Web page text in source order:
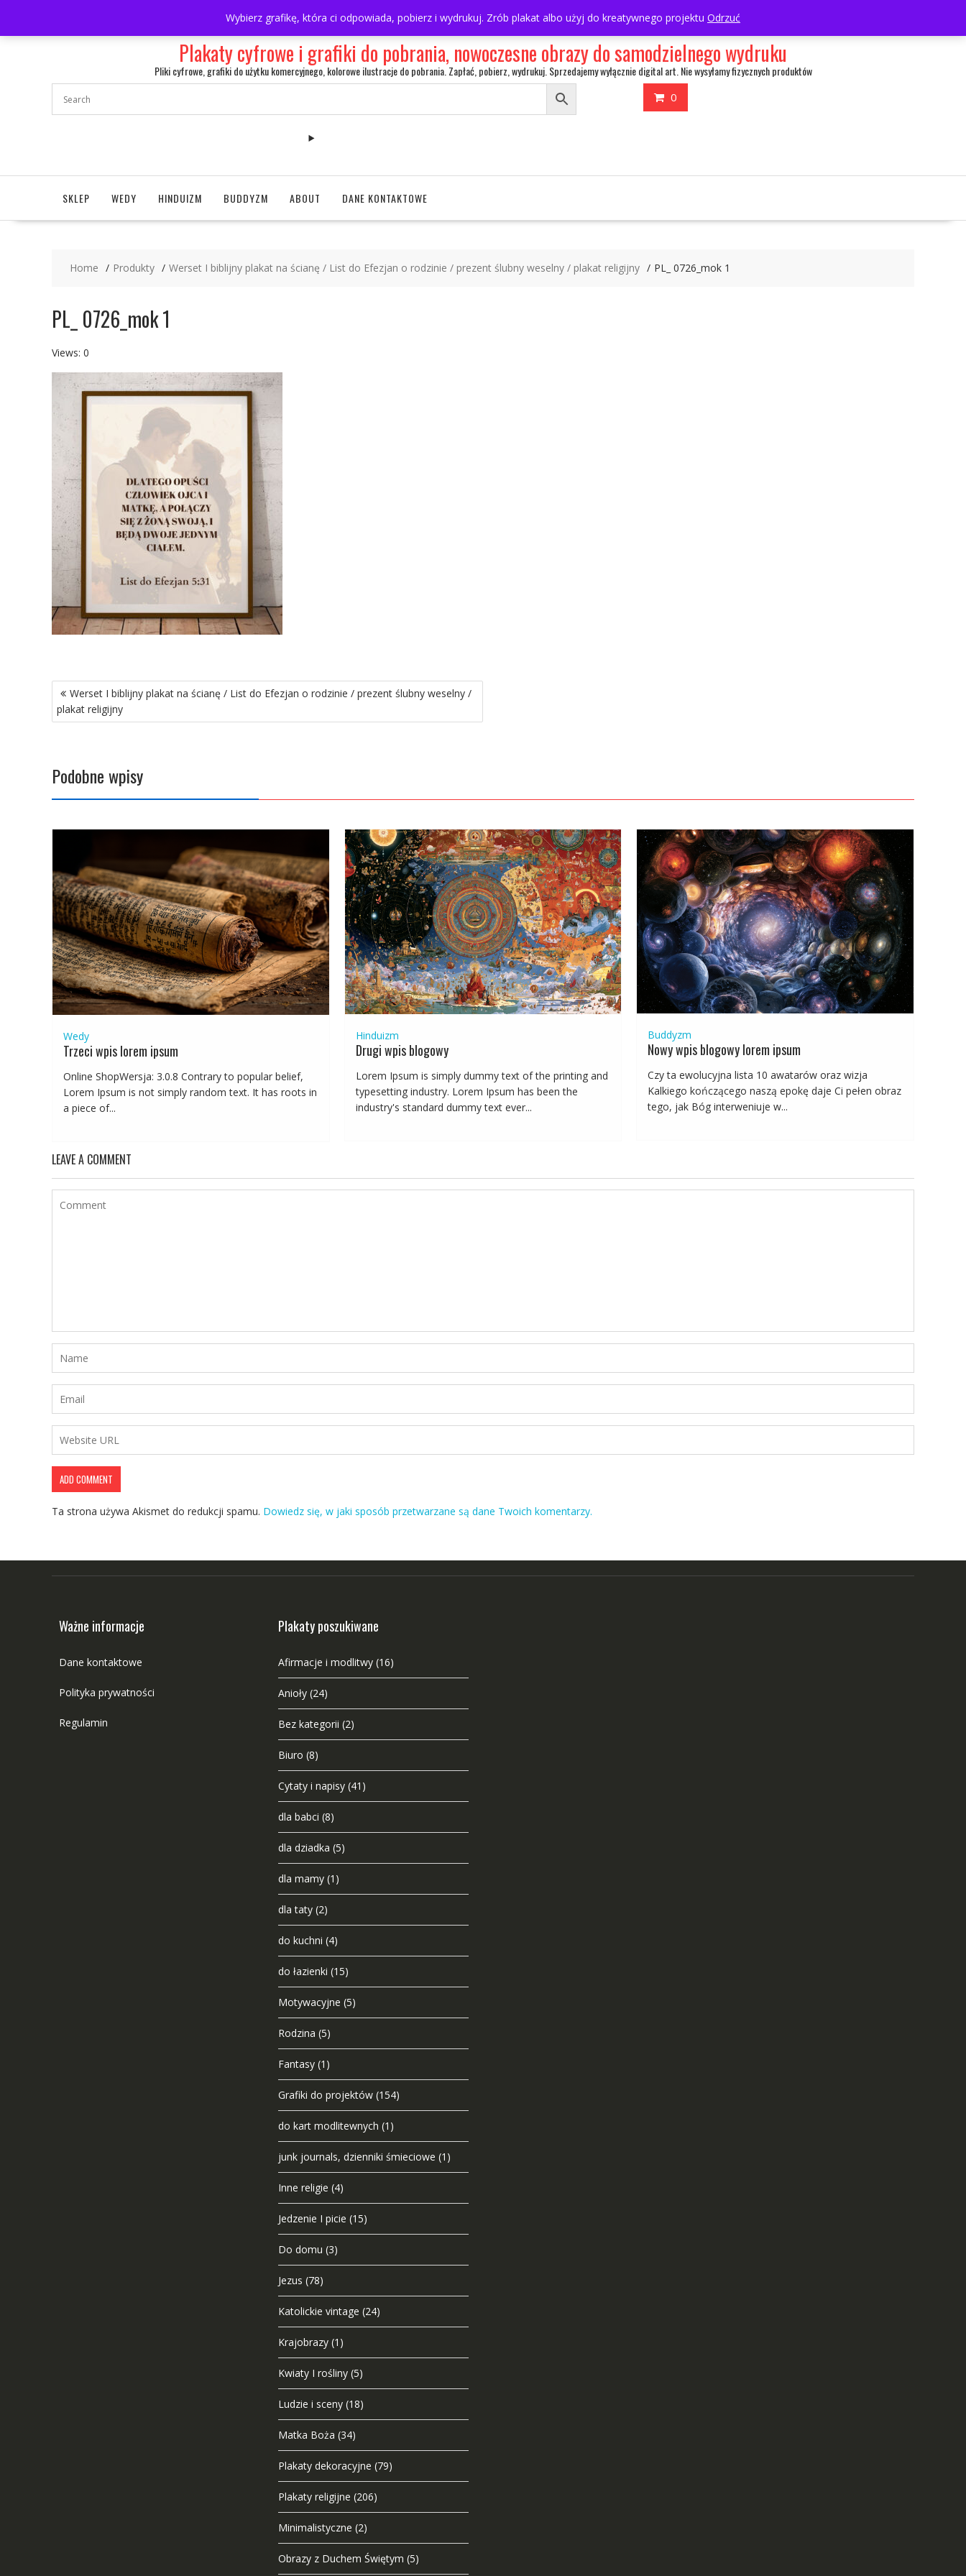
Wybierz grafikę, która ci odpowiada, pobierz i wydrukuj. Zrób plakat albo użyj do kreatywnego projektu Odrzuć
content
Plakaty cyfrowe i grafiki do pobrania, nowoczesne obrazy do samodzielnego wydruku
Pliki cyfrowe, grafiki do użytku komercyjnego, kolorowe ilustracje do pobrania. Zapłać, pobierz, wydrukuj. Sprzedajemy wyłącznie digital art. Nie wysyłamy fizycznych produktów
0
SKLEP WEDY HINDUIZM BUDDYZM ABOUT DANE KONTAKTOWE
Home Produkty Werset I biblijny plakat na ścianę / List do Efezjan o rodzinie / prezent ślubny weselny / plakat religijny PL_ 0726_mok 1
PL_ 0726_mok 1
Views: 0
Nawigacja
wpisu
Werset I biblijny plakat na ścianę / List do Efezjan o rodzinie / prezent ślubny weselny /
plakat religijny
Podobne wpisy
Wedy
Trzeci wpis lorem ipsum
Online ShopWersja: 3.0.8 Contrary to popular belief,
Lorem Ipsum is not simply random text. It has roots in
a piece of...
Hinduizm
Drugi wpis blogowy
Lorem Ipsum is simply dummy text of the printing and
typesetting industry. Lorem Ipsum has been the
industry's standard dummy text ever...
Buddyzm
Nowy wpis blogowy lorem ipsum
Czy ta ewolucyjna lista 10 awatarów oraz wizja
Kalkiego kończącego naszą epokę daje Ci pełen obraz
tego, jak Bóg interweniuje w...
LEAVE A COMMENT
Ta strona używa Akismet do redukcji spamu. Dowiedz się, w jaki sposób przetwarzane są dane Twoich komentarzy.
Ważne informacje
Dane kontaktowe
Polityka prywatności
Regulamin
Plakaty poszukiwane
Afirmacje i modlitwy (16)
Anioły (24)
Bez kategorii (2)
Biuro (8)
Cytaty i napisy (41)
dla babci (8)
dla dziadka (5)
dla mamy (1)
dla taty (2)
do kuchni (4)
do łazienki (15)
Motywacyjne (5)
Rodzina (5)
Fantasy (1)
Grafiki do projektów (154)
do kart modlitewnych (1)
junk journals, dzienniki śmieciowe (1)
Inne religie (4)
Jedzenie I picie (15)
Do domu (3)
Jezus (78)
Katolickie vintage (24)
Krajobrazy (1)
Kwiaty I rośliny (5)
Ludzie i sceny (18)
Matka Boża (34)
Plakaty dekoracyjne (79)
Plakaty religijne (206)
Minimalistyczne (2)
Obrazy z Duchem Świętym (5)